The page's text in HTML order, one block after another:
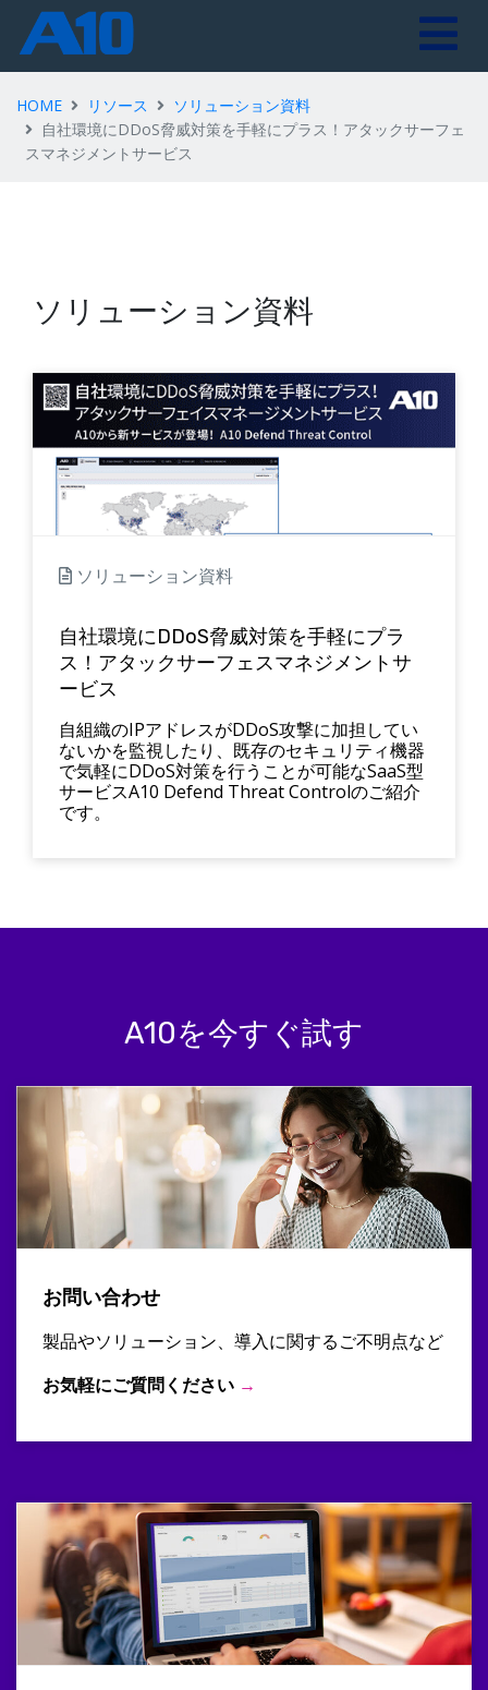
HOME リソース
ソリューション資料
自社環境にDDoS脅威対策を手軽にプラス！アタックサーフェ
スマネジメントサービス
ソリューション資料
ソリューション資料
自社環境にDDoS脅威対策を手軽にプラ
ス！アタックサーフェスマネジメントサ
ービス
自組織のIPアドレスがDDoS攻撃に加担してい
ないかを監視したり、既存のセキュリティ機器
で気軽にDDoS対策を行うことが可能なSaaS型
サービスA10 Defend Threat Controlのご紹介
です。
A10を今すぐ試す
お問い合わせ
製品やソリューション、導入に関するご不明点など
お気軽にご質問ください →